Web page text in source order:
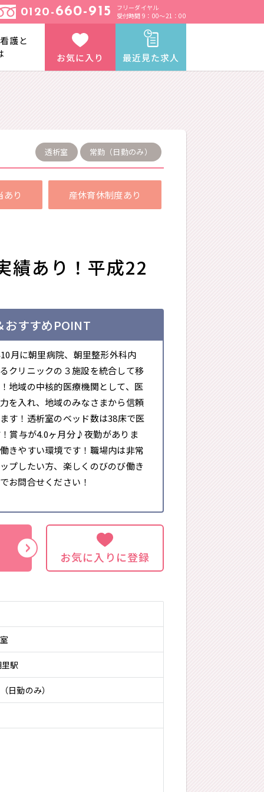
お気に入り 最近見た求人
0120- 660-915
フリーダイヤル
受付時間 9：00～21：00
護と
透析室 常勤（日勤のみ）
り 産休育休制度あり
あり！平成22
おすすめPOINT
月に朝里病院、朝里整形外科内
クリニックの３施設を統合して移
地域の中核的医療機関として、医
を入れ、地域のみなさまから信頼
す！透析室のベッド数は38床で医
賞与が4.0ヶ月分♪夜勤がありま
きやすい環境です！職場内は非常
プしたい方、楽しくのびのび働き
お問合せください！
お気に入りに登録
駅
日勤のみ）